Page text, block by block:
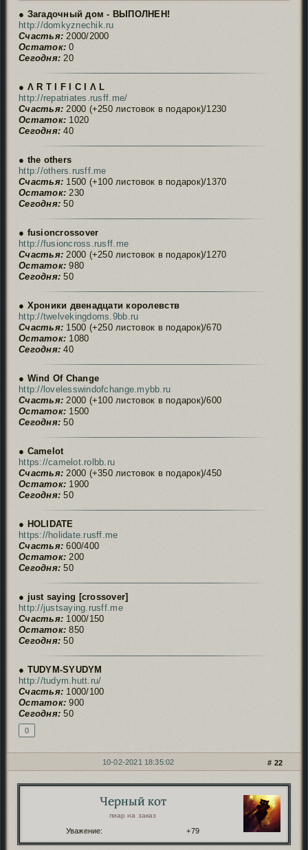
● Загадочный дом - ВЫПОЛНЕН!
http://domkyznechik.ru
Счастья: 2000/2000
Остаток: 0
Сегодня: 20
● Ʌ R T I F I C I Ʌ L
http://repatriates.rusff.me/
Счастья: 2000 (+250 листовок в подарок)/1230
Остаток: 1020
Сегодня: 40
● the others
http://others.rusff.me
Счастья: 1500 (+100 листовок в подарок)/1370
Остаток: 230
Сегодня: 50
● fusioncrossover
http://fusioncross.rusff.me
Счастья: 2000 (+250 листовок в подарок)/1270
Остаток: 980
Сегодня: 50
● Хроники двенадцати королевств
http://twelvekingdoms.9bb.ru
Счастья: 1500 (+250 листовок в подарок)/670
Остаток: 1080
Сегодня: 40
● Wind Of Change
http://lovelesswindofchange.mybb.ru
Счастья: 2000 (+100 листовок в подарок)/600
Остаток: 1500
Сегодня: 50
● Camelot
https://camelot.rolbb.ru
Счастья: 2000 (+350 листовок в подарок)/450
Остаток: 1900
Сегодня: 50
● HOLIDATE
https://holidate.rusff.me
Счастья: 600/400
Остаток: 200
Сегодня: 50
● just saying [crossover]
http://justsaying.rusff.me
Счастья: 1000/150
Остаток: 850
Сегодня: 50
● TUDYM-SYUDYM
http://tudym.hutt.ru/
Счастья: 1000/100
Остаток: 900
Сегодня: 50
0
22
10-02-2021 18:35:02
Черный кот
пиар на заказ
Уважение: +79